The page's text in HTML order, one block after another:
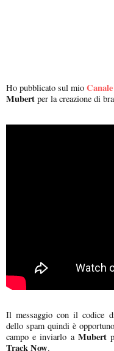
Ho pubblicato sul mio
Mubert per la creazione di
Il messaggio con il codice
dello spam quindi è
campo e inviarlo a Mubert
Track Now.